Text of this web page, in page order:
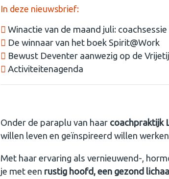
In deze nieuwsbrief:
Winactie van de maand juli:
De winnaar van het boek Spirit@Work
Bewust Deventer aanwezig op de
Activiteitenagenda
Onder de paraplu van haar coachpraktijk
willen leven en geïnspireerd willen
Met haar ervaring als vernieuwend-,
je met een rustig hoofd, een gezond